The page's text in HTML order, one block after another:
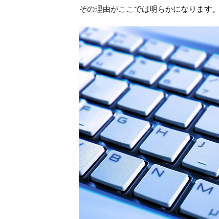
その理由がここでは明らかになります